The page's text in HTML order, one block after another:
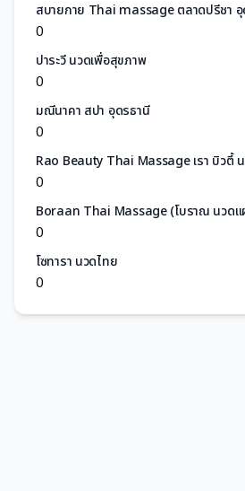
สบายกาย Thai massage ตลาดปรีชา
0
ปาระวี นวดเพื่อสุขภาพ
0
มณีนาคา สปา อุดรธานี
0
Rao Beauty Thai Massage เรา บิวตึ้
0
Boraan Thai Massage (โบราณ นวดแ
0
โซทารา นวดไทย
0